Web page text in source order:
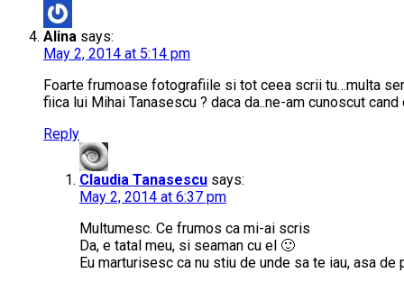
Alina says:
May 2, 2014 at 5:14 pm
Foarte frumoase fotografiile si tot ceea scrii tu…multa
fiica lui Mihai Tanasescu ? daca da..ne-am cunoscut
Reply
Claudia Tanasescu says:
May 2, 2014 at 6:37 pm
Multumesc. Ce frumos ca mi-ai scris
Da, e tatal meu, si seaman cu el 🙂
Eu marturisesc ca nu stiu de unde sa te iau, asa de